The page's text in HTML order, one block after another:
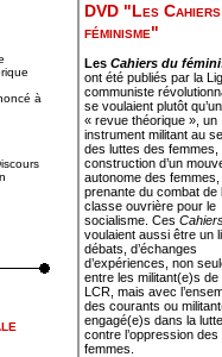
à
DVD "Les
féminisme"
Les Cahiers du
ont été publiés par la
communiste
se voulaient plutôt
« revue théorique », un
instrument militant au
des luttes des femmes,
construction d’un
autonome des femmes,
prenante du combat de
classe ouvrière pour le
socialisme. Ces
voulaient aussi être un
débats, d’échanges
d’expériences, non
entre les militant(e)s de
LCR, mais avec
des courants ou
engagé(e)s dans la lutte
contre l’oppression des
femmes.